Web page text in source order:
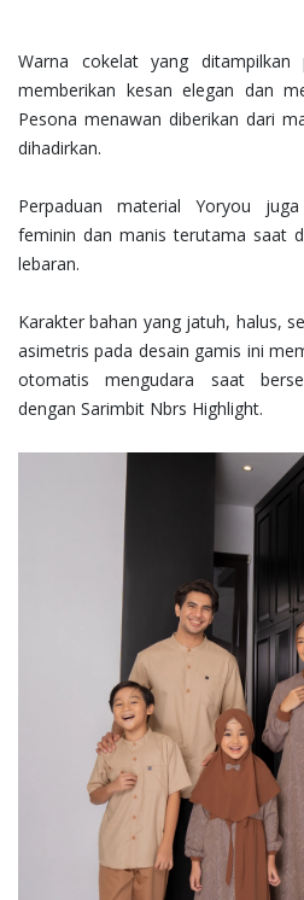
Warna cokelat yang
memberikan kesan elegan dan
Pesona menawan diberikan dari
dihadirkan.
Perpaduan material Yoryou
feminin dan manis terutama saat
lebaran.
Karakter bahan yang jatuh, halus,
asimetris pada desain gamis ini
otomatis mengudara saat
dengan Sarimbit Nbrs Highlight.